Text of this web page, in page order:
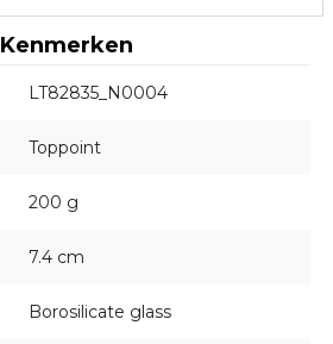
Kenmerken
LT82835_N0004
Toppoint
200 g
7.4 cm
Borosilicate glass